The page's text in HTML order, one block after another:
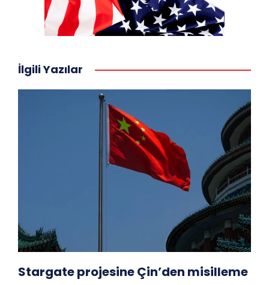
İlgili Yazılar
Stargate projesine Çin’den misilleme